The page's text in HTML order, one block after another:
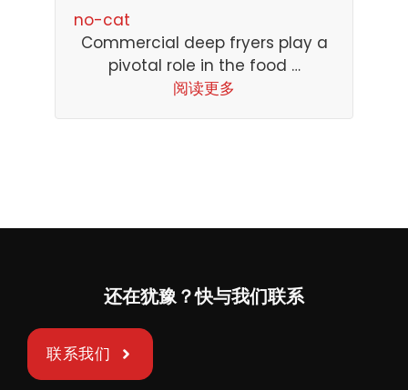
no-cat
Commercial deep fryers play a
pivotal role in the food …
阅读更多
还在犹豫？快与我们联系
联系我们